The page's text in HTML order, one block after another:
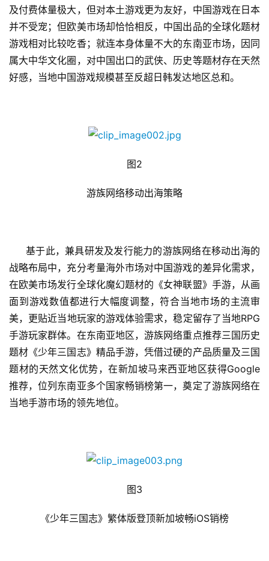
戏
业
界
手
机
游
戏
单
及付费体量极大，但对本土游戏更为友好，中国游戏在日本
并不受宠；但欧美市场却恰恰相反，中国出品的全球化题材
游戏相对比较吃香；就连本身体量不大的东南亚市场，因同
属大中华文化圈，对中国出口的武侠、历史等题材存在天然
好感，当地中国游戏规模甚至反超日韩发达地区总和。
图2
游族网络移动出海策略
基于此，兼具研发及发行能力的游族网络在移动出海的
战略布局中，充分考量海外市场对中国游戏的差异化需求，
在欧美市场发行全球化魔幻题材的《女神联盟》手游，从画
面到游戏数值都进行大幅度调整，符合当地市场的主流审
美，更贴近当地玩家的游戏体验需求，稳定留存了当地RPG
手游玩家群体。在东南亚地区，游族网络重点推荐三国历史
题材《少年三国志》精品手游，凭借过硬的产品质量及三国
题材的天然文化优势，在新加坡马来西亚地区获得Google
推荐，位列东南亚多个国家畅销榜第一，奠定了游族网络在
当地手游市场的领先地位。
图3
《少年三国志》繁体版登顶新加坡畅iOS销榜